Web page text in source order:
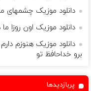
دانلود موزیک چشمهای
دانلود موزیک ‫اون روزا
دانلود موزیک هنوزم
برو خداحافظ تو
پربازدیدها